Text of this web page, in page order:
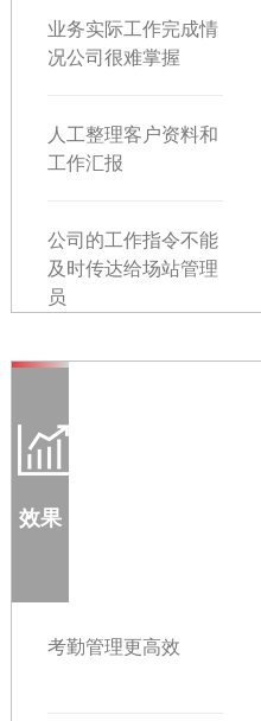
业务实际工作完成情
况公司很难掌握
人工整理客户资料和
工作汇报
公司的工作指令不能
及时传达给场站管理
员
效果
考勤管理更高效